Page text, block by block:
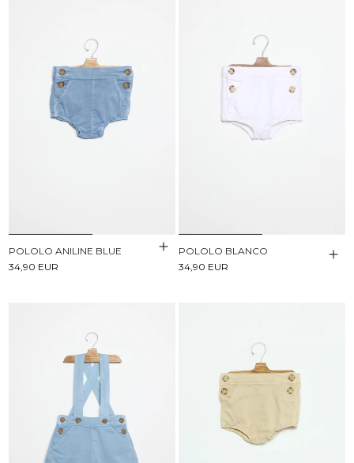
POLOLO ANILINE BLUE
34,90 EUR
POLOLO BLANCO
34,90 EUR